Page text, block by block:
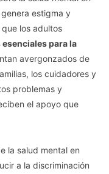
estigma y
los adultos
para la
avergonzados de
los cuidadores y
problemas y
el apoyo que
la salud mental en
a la discriminación